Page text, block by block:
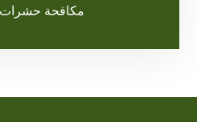
مكافحة